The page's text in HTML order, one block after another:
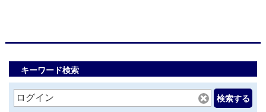
キーワード検索
検索する